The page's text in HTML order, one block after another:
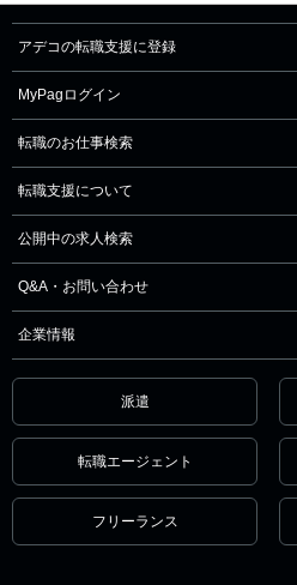
アデコの転職支援に登録
MyPagログイン
転職のお仕事検索
転職支援について
公開中の求人検索
Q&A・お問い合わせ
企業情報
派遣
転職エージェント
フリーランス